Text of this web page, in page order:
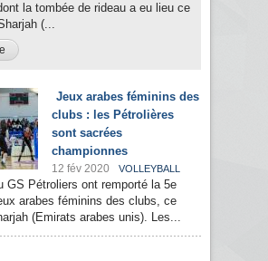
la tombée de rideau a eu lieu ce
(...
Jeux arabes féminins des
clubs : les Pétrolières
sont sacrées
championnes
12 fév 2020 VOLLEYBALL
GS Pétroliers ont remporté la 5e
arabes féminins des clubs, ce
(Emirats arabes unis). Les...